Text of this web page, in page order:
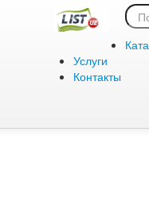
Услуги
Контакты